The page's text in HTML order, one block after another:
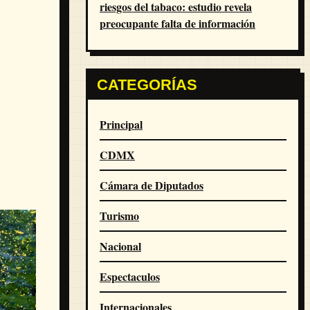
riesgos del tabaco: estudio revela
preocupante falta de información
CATEGORÍAS
Principal
CDMX
Cámara de Diputados
Turismo
Nacional
Espectaculos